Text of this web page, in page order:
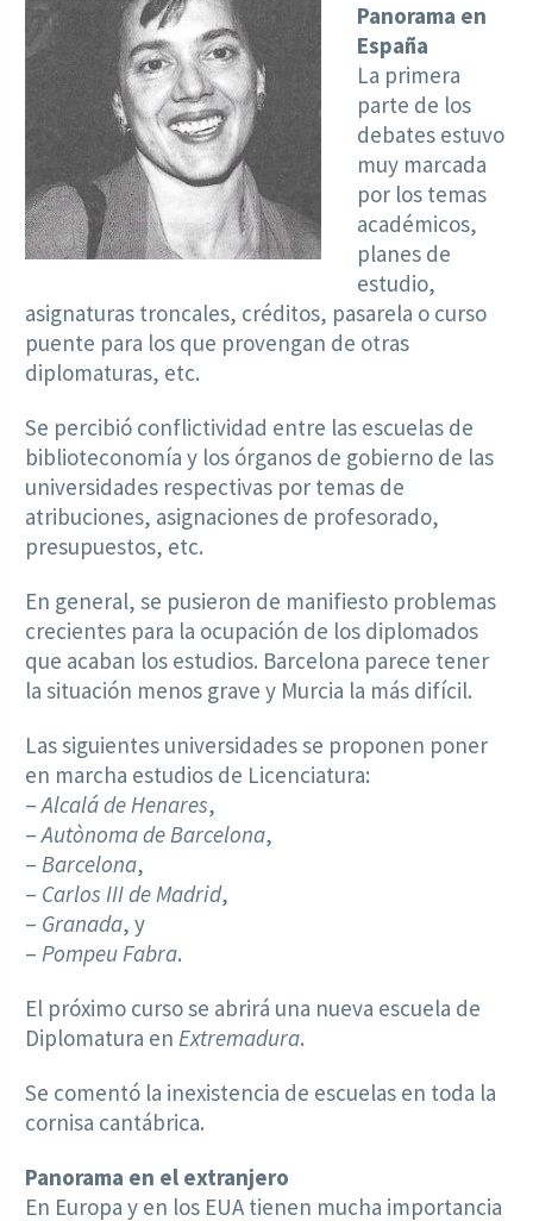
Panorama en
España
La primera
parte de los
debates estuvo
muy marcada
por los temas
académicos,
planes de
estudio,
asignaturas troncales, créditos, pasarela o curso
puente para los que provengan de otras
diplomaturas, etc.
Se percibió conflictividad entre las escuelas de
biblioteconomía y los órganos de gobierno de las
universidades respectivas por temas de
atribuciones, asignaciones de profesorado,
presupuestos, etc.
En general, se pusieron de manifiesto problemas
crecientes para la ocupación de los diplomados
que acaban los estudios. Barcelona parece tener
la situación menos grave y Murcia la más difícil.
Las siguientes universidades se proponen poner
en marcha estudios de Licenciatura:
–Alcalá de Henares,
–Autònoma de Barcelona,
– Barcelona,
– Carlos III de Madrid,
– Granada, y
– Pompeu Fabra.
El próximo curso se abrirá una nueva escuela de
Diplomatura en Extremadura.
Se comentó la inexistencia de escuelas en toda la
cornisa cantábrica.
Panorama en el extranjero
En Europa y en los EUA tienen mucha importancia